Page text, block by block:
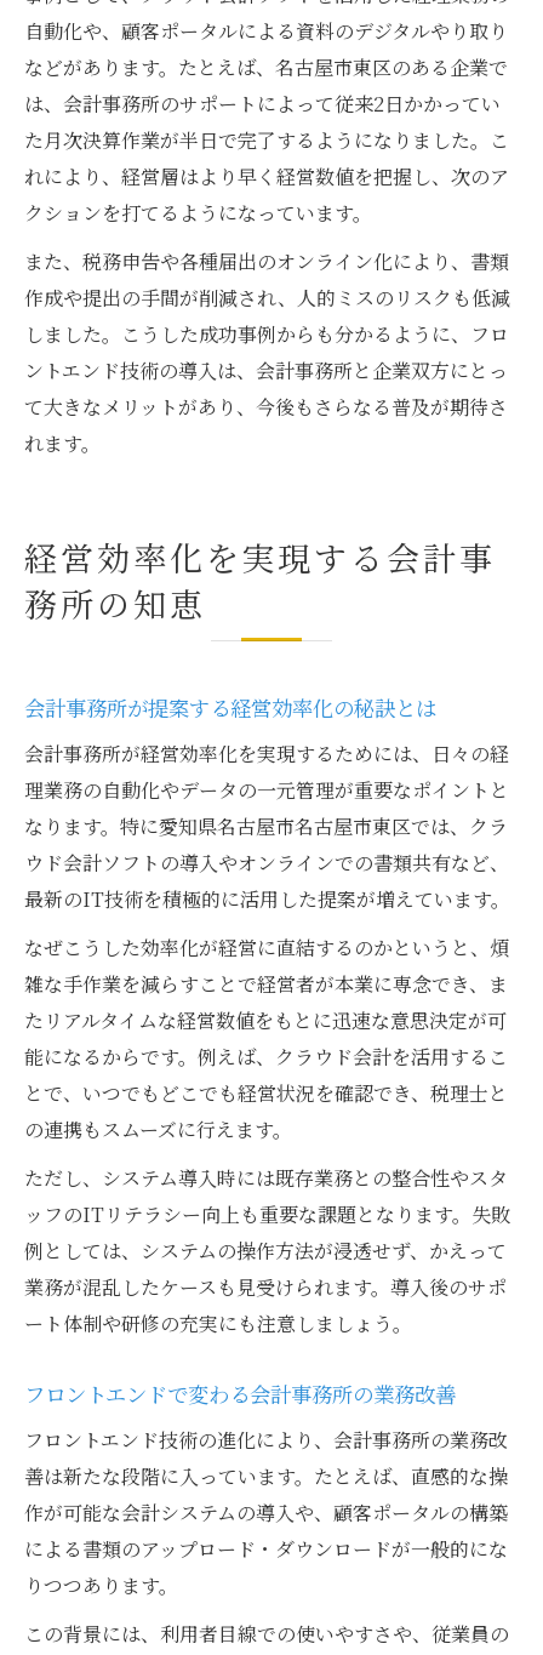
自動化や、顧客ポータルによる資料のデジタルやり取り
などがあります。たとえば、名古屋市東区のある企業で
は、会計事務所のサポートによって従来2日かかってい
た月次決算作業が半日で完了するようになりました。こ
れにより、経営層はより早く経営数値を把握し、次のア
クションを打てるようになっています。
また、税務申告や各種届出のオンライン化により、書類
作成や提出の手間が削減され、人的ミスのリスクも低減
しました。こうした成功事例からも分かるように、フロ
ントエンド技術の導入は、会計事務所と企業双方にとっ
て大きなメリットがあり、今後もさらなる普及が期待さ
れます。
経営効率化を実現する会計事
務所の知恵
会計事務所が提案する経営効率化の秘訣とは
会計事務所が経営効率化を実現するためには、日々の経
理業務の自動化やデータの一元管理が重要なポイントと
なります。特に愛知県名古屋市名古屋市東区では、クラ
ウド会計ソフトの導入やオンラインでの書類共有など、
最新のIT技術を積極的に活用した提案が増えています。
なぜこうした効率化が経営に直結するのかというと、煩
雑な手作業を減らすことで経営者が本業に専念でき、ま
たリアルタイムな経営数値をもとに迅速な意思決定が可
能になるからです。例えば、クラウド会計を活用するこ
とで、いつでもどこでも経営状況を確認でき、税理士と
の連携もスムーズに行えます。
ただし、システム導入時には既存業務との整合性やスタ
ッフのITリテラシー向上も重要な課題となります。失敗
例としては、システムの操作方法が浸透せず、かえって
業務が混乱したケースも見受けられます。導入後のサポ
ート体制や研修の充実にも注意しましょう。
フロントエンドで変わる会計事務所の業務改善
フロントエンド技術の進化により、会計事務所の業務改
善は新たな段階に入っています。たとえば、直感的な操
作が可能な会計システムの導入や、顧客ポータルの構築
による書類のアップロード・ダウンロードが一般的にな
りつつあります。
この背景には、利用者目線での使いやすさや、従業員の